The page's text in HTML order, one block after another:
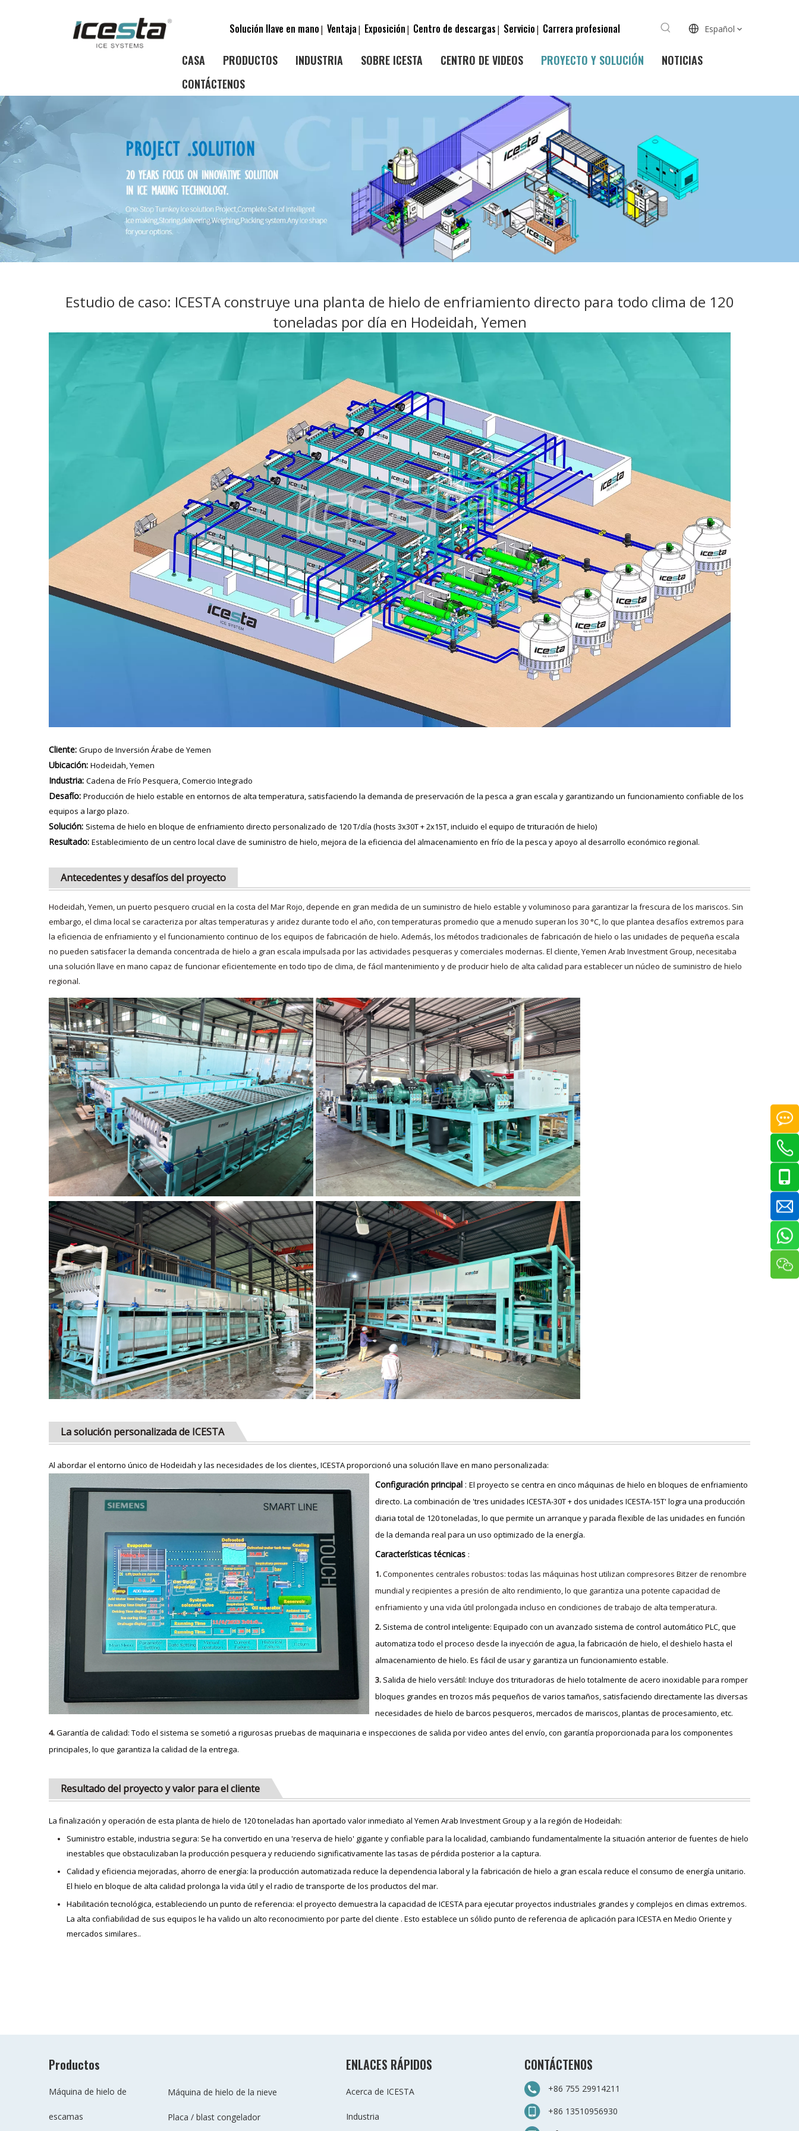
Solución llave en mano|Ventaja| Exposición| Centro de descargas| Servicio| Carrera profesional Español
CASA PRODUCTOS INDUSTRIA SOBRE ICESTA CENTRO DE VIDEOS PROYECTO Y SOLUCIÓN
NOTICIAS
CONTÁCTENOS
Estudio de caso: ICESTA construye una planta de hielo de enfriamiento directo para todo clima de 120
toneladas por día en Hodeidah, Yemen
Cliente: Grupo de Inversión Árabe de Yemen
Ubicación: Hodeidah, Yemen
Industria: Cadena de Frío Pesquera, Comercio Integrado
Desafío: Producción de hielo estable en entornos de alta temperatura, satisfaciendo la demanda de preservación de la pesca a gran escala y garantizando un funcionamiento confiable de los
equipos a largo plazo.
Solución: Sistema de hielo en bloque de enfriamiento directo personalizado de 120 T/día (hosts 3x30T + 2x15T, incluido el equipo de trituración de hielo)
Resultado: Establecimiento de un centro local clave de suministro de hielo, mejora de la eficiencia del almacenamiento en frío de la pesca y apoyo al desarrollo económico regional.
Antecedentes y desafíos del proyecto
Hodeidah, Yemen, un puerto pesquero crucial en la costa del Mar Rojo, depende en gran medida de un suministro de hielo estable y voluminoso para garantizar la frescura de los mariscos. Sin
embargo, el clima local se caracteriza por altas temperaturas y aridez durante todo el año, con temperaturas promedio que a menudo superan los 30 °C, lo que plantea desafíos extremos para
la eficiencia de enfriamiento y el funcionamiento continuo de los equipos de fabricación de hielo. Además, los métodos tradicionales de fabricación de hielo o las unidades de pequeña escala
no pueden satisfacer la demanda concentrada de hielo a gran escala impulsada por las actividades pesqueras y comerciales modernas. El cliente, Yemen Arab Investment Group, necesitaba
una solución llave en mano capaz de funcionar eficientemente en todo tipo de clima, de fácil mantenimiento y de producir hielo de alta calidad para establecer un núcleo de suministro de hielo
regional.
La solución personalizada de ICESTA
Al abordar el entorno único de Hodeidah y las necesidades de los clientes, ICESTA proporcionó una solución llave en mano personalizada:
Configuración principal : El proyecto se centra en cinco máquinas de hielo en bloques de enfriamiento
directo. La combinación de 'tres unidades ICESTA-30T + dos unidades ICESTA-15T' logra una producción
diaria total de 120 toneladas, lo que permite un arranque y parada flexible de las unidades en función
de la demanda real para un uso optimizado de la energía.
Características técnicas :
1.Componentes centrales robustos: todas las máquinas host utilizan compresores Bitzer de renombre
mundial y recipientes a presión de alto rendimiento, lo que garantiza una potente capacidad de
enfriamiento y una vida útil prolongada incluso en condiciones de trabajo de alta temperatura.
2. Sistema de control inteligente: Equipado con un avanzado sistema de control automático PLC, que
automatiza todo el proceso desde la inyección de agua, la fabricación de hielo, el deshielo hasta el
almacenamiento de hielo. Es fácil de usar y garantiza un funcionamiento estable.
3. Salida de hielo versátil: Incluye dos trituradoras de hielo totalmente de acero inoxidable para romper
bloques grandes en trozos más pequeños de varios tamaños, satisfaciendo directamente las diversas
necesidades de hielo de barcos pesqueros, mercados de mariscos, plantas de procesamiento, etc.
4.Garantía de calidad: Todo el sistema se sometió a rigurosas pruebas de maquinaria e inspecciones de salida por video antes del envío, con garantía proporcionada para los componentes
principales, lo que garantiza la calidad de la entrega.
Resultado del proyecto y valor para el cliente
La finalización y operación de esta planta de hielo de 120 toneladas han aportado valor inmediato al Yemen Arab Investment Group y a la región de Hodeidah:
Suministro estable, industria segura: Se ha convertido en una 'reserva de hielo' gigante y confiable para la localidad, cambiando fundamentalmente la situación anterior de fuentes de hielo
inestables que obstaculizaban la producción pesquera y reduciendo significativamente las tasas de pérdida posterior a la captura.
Calidad y eficiencia mejoradas, ahorro de energía: la producción automatizada reduce la dependencia laboral y la fabricación de hielo a gran escala reduce el consumo de energía unitario.
El hielo en bloque de alta calidad prolonga la vida útil y el radio de transporte de los productos del mar.
Habilitación tecnológica, estableciendo un punto de referencia: el proyecto demuestra la capacidad de ICESTA para ejecutar proyectos industriales grandes y complejos en climas extremos.
La alta confiabilidad de sus equipos le ha valido un alto reconocimiento por parte del cliente . Esto establece un sólido punto de referencia de aplicación para ICESTA en Medio Oriente y
mercados similares..
Productos
Máquina de hielo de
escamas
Máquina de hielo de la nieve
Placa / blast congelador
ENLACES RÁPIDOS
Acerca de ICESTA
Industria
CONTÁCTENOS
+86 755 29914211
+86 13510956930